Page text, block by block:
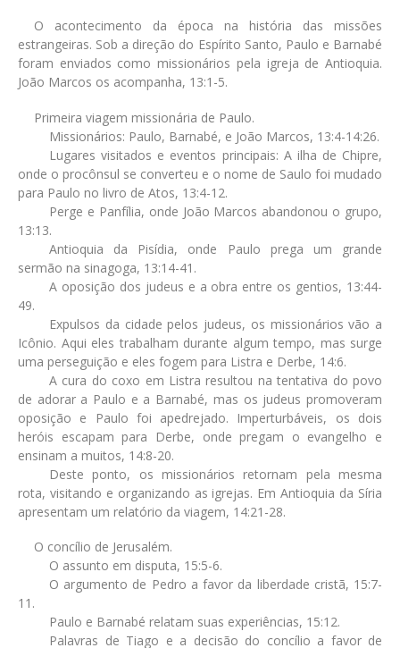
O acontecimento da época na história das missões
estrangeiras. Sob a direção do Espírito Santo, Paulo e Barnabé
foram enviados como missionários pela igreja de Antioquia.
João Marcos os acompanha, 13:1-5.
Primeira viagem missionária de Paulo.
Missionários: Paulo, Barnabé, e João Marcos, 13:4-14:26.
Lugares visitados e eventos principais: A ilha de Chipre,
onde o procônsul se converteu e o nome de Saulo foi mudado
para Paulo no livro de Atos, 13:4-12.
Perge e Panfília, onde João Marcos abandonou o grupo,
13:13.
Antioquia da Pisídia, onde Paulo prega um grande
sermão na sinagoga, 13:14-41.
A oposição dos judeus e a obra entre os gentios, 13:44-
49.
Expulsos da cidade pelos judeus, os missionários vão a
Icônio. Aqui eles trabalham durante algum tempo, mas surge
uma perseguição e eles fogem para Listra e Derbe, 14:6.
A cura do coxo em Listra resultou na tentativa do povo
de adorar a Paulo e a Barnabé, mas os judeus promoveram
oposição e Paulo foi apedrejado. Imperturbáveis, os dois
heróis escapam para Derbe, onde pregam o evangelho e
ensinam a muitos, 14:8-20.
Deste ponto, os missionários retornam pela mesma
rota, visitando e organizando as igrejas. Em Antioquia da Síria
apresentam um relatório da viagem, 14:21-28.
O concílio de Jerusalém.
O assunto em disputa, 15:5-6.
O argumento de Pedro a favor da liberdade cristã, 15:7-
11.
Paulo e Barnabé relatam suas experiências, 15:12.
Palavras de Tiago e a decisão do concílio a favor de